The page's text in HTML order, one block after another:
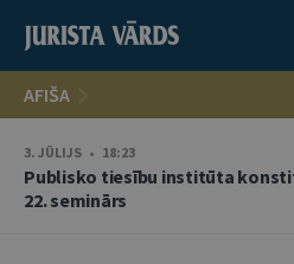
AFIŠA
3. JŪLIJS • 18:23
Publisko tiesību institūta
22. seminārs